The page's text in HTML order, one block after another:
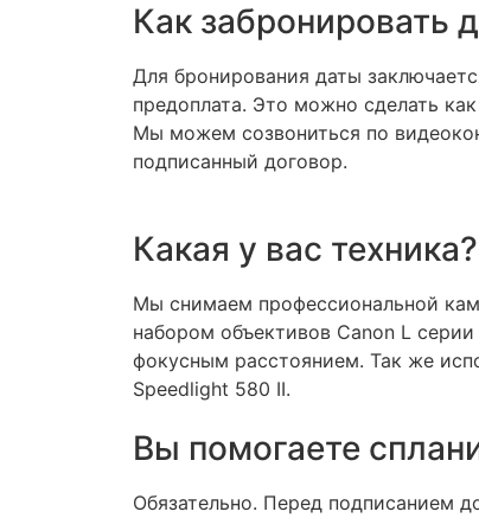
Как забронировать
Для бронирования даты
предоплата. Это можно сделать
Мы можем созвониться по
подписанный договор.
Какая у вас техника?
Мы снимаем профессиональной
набором объективов Canon L
фокусным расстоянием. Так же
Speedlight 580 II.
Вы помогаете
Обязательно. Перед подписанием